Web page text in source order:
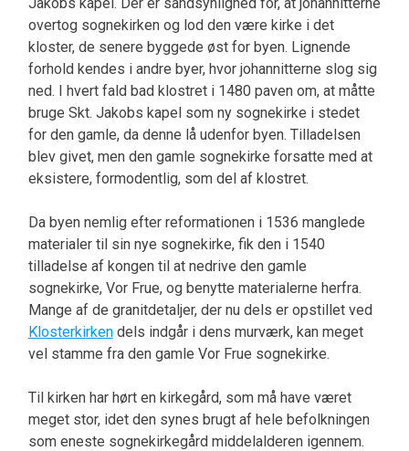
overtog sognekirken og lod den være kirke i det
kloster, de senere byggede øst for byen. Lignende
forhold kendes i andre byer, hvor johannitterne slog sig
ned. I hvert fald bad klostret i 1480 paven om, at måtte
bruge Skt. Jakobs kapel som ny sognekirke i stedet
for den gamle, da denne lå udenfor byen. Tilladelsen
blev givet, men den gamle sognekirke forsatte med at
eksistere, formodentlig, som del af klostret.
Da byen nemlig efter reformationen i 1536 manglede
materialer til sin nye sognekirke, fik den i 1540
tilladelse af kongen til at nedrive den gamle
sognekirke, Vor Frue, og benytte materialerne herfra.
Mange af de granitdetaljer, der nu dels er opstillet ved
Klosterkirkendels indgår i dens murværk, kan meget
vel stamme fra den gamle Vor Frue sognekirke.
Til kirken har hørt en kirkegård, som må have været
meget stor, idet den synes brugt af hele befolkningen
som eneste sognekirkegård middelalderen igennem.